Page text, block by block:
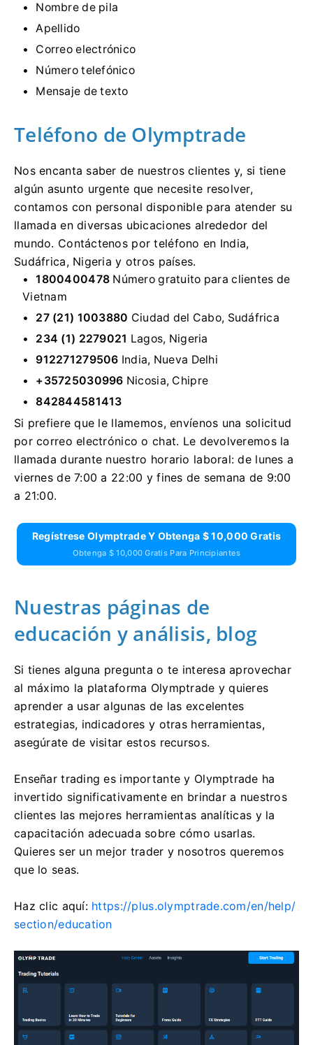
Nombre de pila
Apellido
Correo electrónico
Número telefónico
Mensaje de texto
Teléfono de Olymptrade
Nos encanta saber de nuestros clientes y, si tiene
algún asunto urgente que necesite resolver,
contamos con personal disponible para atender su
llamada en diversas ubicaciones alrededor del
mundo. Contáctenos por teléfono en India,
Sudáfrica, Nigeria y otros países.
1800400478 Número gratuito para clientes de
Vietnam
27 (21) 1003880 Ciudad del Cabo, Sudáfrica
234 (1) 2279021 Lagos, Nigeria
912271279506 India, Nueva Delhi
+35725030996 Nicosia, Chipre
842844581413
Si prefiere que le llamemos, envíenos una solicitud
por correo electrónico o chat. Le devolveremos la
llamada durante nuestro horario laboral: de lunes a
viernes de 7:00 a 22:00 y fines de semana de 9:00
a 21:00.
Regístrese Olymptrade Y Obtenga $ 10,000 Gratis
Obtenga $ 10,000 Gratis Para Principiantes
Nuestras páginas de
educación y análisis, blog
Si tienes alguna pregunta o te interesa aprovechar
al máximo la plataforma Olymptrade y quieres
aprender a usar algunas de las excelentes
estrategias, indicadores y otras herramientas,
asegúrate de visitar estos recursos.
Enseñar trading es importante y Olymptrade ha
invertido significativamente en brindar a nuestros
clientes las mejores herramientas analíticas y la
capacitación adecuada sobre cómo usarlas.
Quieres ser un mejor trader y nosotros queremos
que lo seas.
Haz clic aquí: https://plus.olymptrade.com/en/help/
section/education